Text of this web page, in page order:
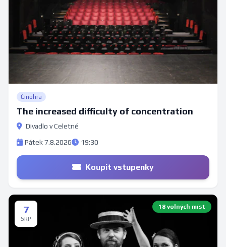
Činohra
The increased difficulty of concentration
Divadlo v Celetné
Pátek 7.8.2026
19:30
Koupit vstupenky
7
SRP
18 volných míst